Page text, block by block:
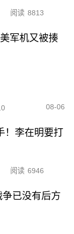
阅读 8813
军机又被揍
08-06
！李在明要打
阅读 6946
已没有后方